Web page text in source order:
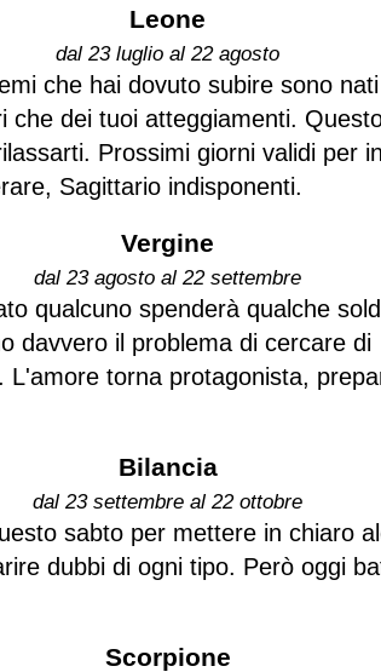
Leone
dal 23 luglio al 22 agosto
che hai dovuto subire sono
che dei tuoi atteggiamenti.
Prossimi giorni validi per
Sagittario indisponenti.
Vergine
dal 23 agosto al 22 settembre
qualcuno spenderà qualche
davvero il problema di cercare di
L'amore torna protagonista,
Bilancia
dal 23 settembre al 22 ottobre
sabto per mettere in chiaro
dubbi di ogni tipo. Però oggi
Scorpione